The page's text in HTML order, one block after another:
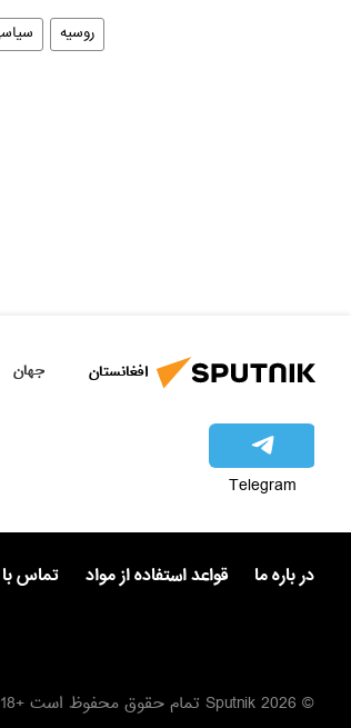
روسیه
افغانستان جهان
Telegram
در باره ما قواعد استفاده از مواد تماس با
© 2026 Sputnik تمام حقوق محفوظ است +18